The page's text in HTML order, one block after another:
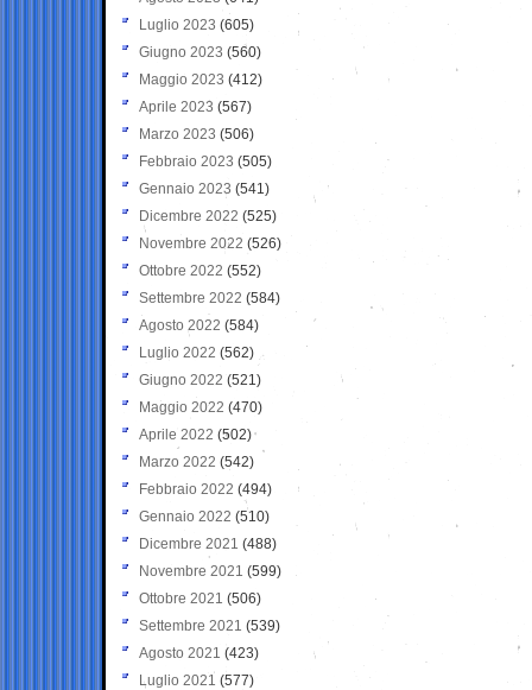
Luglio 2023 (605)
Giugno 2023 (560)
Maggio 2023 (412)
Aprile 2023 (567)
Marzo 2023 (506)
Febbraio 2023 (505)
Gennaio 2023 (541)
Dicembre 2022 (525)
Novembre 2022 (526)
Ottobre 2022 (552)
Settembre 2022 (584)
Agosto 2022 (584)
Luglio 2022 (562)
Giugno 2022 (521)
Maggio 2022 (470)
Aprile 2022 (502)
Marzo 2022 (542)
Febbraio 2022 (494)
Gennaio 2022 (510)
Dicembre 2021 (488)
Novembre 2021 (599)
Ottobre 2021 (506)
Settembre 2021 (539)
Agosto 2021 (423)
Luglio 2021 (577)